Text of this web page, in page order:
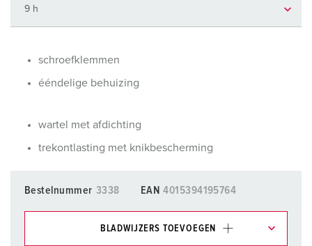
schroefklemmen
ééndelige behuizing
wartel met afdichting
trekontlasting met knikbescherming
Bestelnummer 3338 EAN 4015394195764
BLADWIJZERS TOEVOEGEN